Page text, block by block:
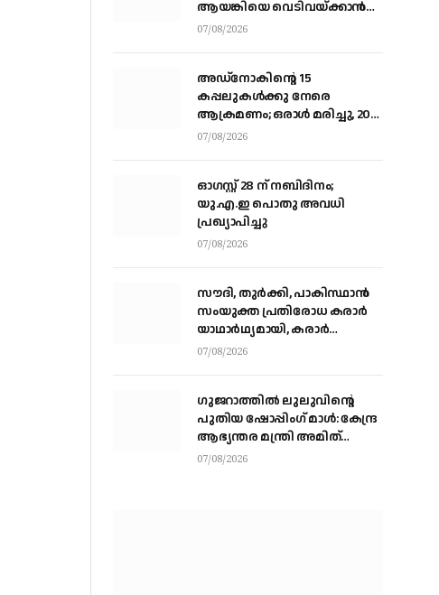
ആയങ്കിയെ വെടിവയ്ക്കാന്‍
നിര്‍ദേശം
07/08/2026
അഡ്നോകിന്റെ 15
കപ്പലുകള്‍ക്കു നേരെ
ആക്രമണം; ഒരാള്‍ മരിച്ചു, 20
പേര്‍ക്ക് പരിക്ക്
07/08/2026
ഓഗസ്റ്റ് 28 ന് നബിദിനം;
യു.എ.ഇ പൊതു അവധി
പ്രഖ്യാപിച്ചു
07/08/2026
സൗദി, തുര്‍ക്കി, പാകിസ്ഥാന്‍
സംയുക്ത പ്രതിരോധ കരാര്‍
യാഥാര്‍ഥ്യമായി, കരാര്‍
ഒപ്പുവെച്ചത് വിശുദ്ധ ഹറമിന്റെ
07/08/2026
ഗുജറാത്തിൽ ലുലുവിന്റെ
പുതിയ ഷോപ്പിംഗ് മാൾ: കേന്ദ്ര
ആഭ്യന്തര മന്ത്രി അമിത്
ഷായുമായി കൂടിക്കാഴ്ച
07/08/2026